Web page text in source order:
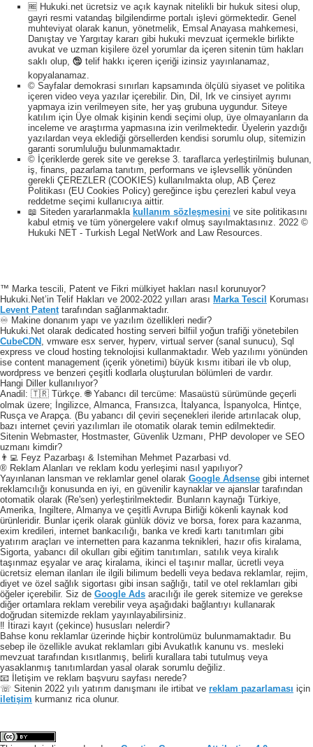
🆓 Hukuki.net ücretsiz ve açık kaynak nitelikli bir hukuk sitesi olup,
gayri resmi vatandaş bilgilendirme portalı işlevi görmektedir. Genel
muhteviyat olarak kanun, yönetmelik, Emsal Anayasa mahkemesi,
Danıştay ve Yargıtay kararı gibi hukuki mevzuat içermekle birlikte
avukat ve uzman kişilere özel yorumlar da içeren sitenin tüm hakları
saklı olup, 🕲 telif hakkı içeren içeriği izinsiz yayınlanamaz,
kopyalanamaz.
© Sayfalar demokrasi sınırları kapsamında ölçülü siyaset ve politika
içeren video veya yazılar içerebilir. Din, Dil, Irk ve cinsiyet ayrımı
yapmaya izin verilmeyen site, her yaş grubuna uygundur. Siteye
katılım için Üye olmak kişinin kendi seçimi olup, üye olmayanların da
inceleme ve araştırma yapmasına izin verilmektedir. Üyelerin yazdığı
yazılardan veya eklediği görsellerden kendisi sorumlu olup, sitemizin
garanti sorumluluğu bulunmamaktadır.
© İçeriklerde gerek site ve gerekse 3. taraflarca yerleştirilmiş bulunan,
iş, finans, pazarlama tanıtım, performans ve işlevsellik yönünden
gerekli ÇEREZLER (COOKIES) kullanılmakta olup, AB Çerez
Politikası (EU Cookies Policy) gereğince işbu çerezleri kabul veya
reddetme seçimi kullanıcıya aittir.
📖 Siteden yararlanmakla kullanım sözleşmesini ve site politikasını
kabul etmiş ve tüm yönergelere vakıf olmuş sayılmaktasınız. 2022 ©
Hukuki NET - Turkish Legal NetWork and Law Resources.
™ Marka tescili, Patent ve Fikri mülkiyet hakları nasıl korunuyor?
Hukuki.Net’in Telif Hakları ve 2002-2022 yılları arası Marka Tescil
Koruması
Levent Patent tarafından sağlanmaktadır.
♾️ Makine donanım yapı ve yazılım özellikleri nedir?
Hukuki.Net olarak dedicated hosting serveri bilfiil yoğun trafiği yönetebilen
CubeCDN
, vmware esx server, hyperv, virtual server (sanal sunucu), Sql
express ve cloud hosting teknolojisi kullanmaktadır. Web yazılımı yönünden
ise content management (içerik yönetimi) büyük kısmı itibari ile vb olup,
wordpress ve benzeri çeşitli kodlarla oluşturulan bölümleri de vardır.
Hangi Diller kullanılıyor?
Anadil: 🇹🇷 Türkçe. 🌐 Yabancı dil tercüme: Masaüstü sürümünde geçerli
olmak üzere; İngilizce, Almanca, Fransızca, İtalyanca, İspanyolca, Hintçe,
Rusça ve Arapça. (Bu yabancı dil çeviri seçenekleri ileride artırılacak olup,
bazı internet çeviri yazılımları ile otomatik olarak temin edilmektedir.
Sitenin Webmaster, Hostmaster, Güvenlik Uzmanı, PHP devoloper ve SEO
uzmanı kimdir?
👨‍💻 Feyz Pazarbaşı & Istemihan Mehmet Pazarbasi vd.
® Reklam Alanları ve reklam kodu yerleşimi nasıl yapılıyor?
Yayınlanan lansman ve reklamlar genel olarak Google Adsense gibi internet
reklamcılığı konusunda en iyi, en güvenilir kaynaklar ve ajanslar tarafından
otomatik olarak (Re'sen) yerleştirilmektedir. Bunların kaynağı Türkiye,
Amerika, Ingiltere, Almanya ve çeşitli Avrupa Birliği kökenli kaynak kod
ürünleridir. Bunlar içerik olarak günlük döviz ve borsa, forex para kazanma,
exim kredileri, internet bankacılığı, banka ve kredi kartı tanıtımları gibi
yatırım araçları ve internetten para kazanma teknikleri, hazır ofis kiralama,
Sigorta, yabancı dil okulları gibi eğitim tanıtımları, satılık veya kiralık
taşınmaz eşyalar ve araç kiralama, ikinci el taşınır mallar, ücretli veya
ücretsiz eleman ilanları ile ilgili bilimum bedelli veya bedava reklamlar, rejim,
diyet ve özel sağlık sigortası gibi insan sağlığı, tatil ve otel reklamları gibi
öğeler içerebilir. Siz de Google Ads aracılığı ile gerek sitemize ve gerekse
diğer ortamlara reklam verebilir veya aşağıdaki bağlantıyı kullanarak
doğrudan sitemizde reklam yayınlayabilirsiniz.
‼️ İtirazi kayıt (çekince) hususları nelerdir?
Bahse konu reklamlar üzerinde hiçbir kontrolümüz bulunmamaktadır. Bu
sebep ile özellikle avukat reklamları gibi Avukatlık kanunu vs. mesleki
mevzuat tarafından kısıtlanmış, belirli kurallara tabi tutulmuş veya
yasaklanmış tanıtımlardan yasal olarak sorumlu değiliz.
📧 İletişim ve reklam başvuru sayfası nerede?
☏ Sitenin 2022 yılı yatırım danışmanı ile irtibat ve reklam pazarlaması için
iletişim kurmanız rica olunur.